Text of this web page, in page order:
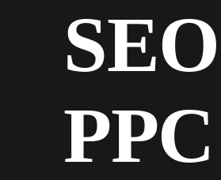
SEO
PPC